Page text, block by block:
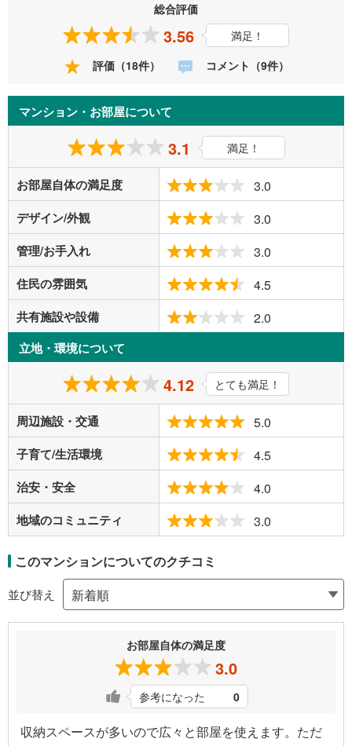
総合評価
3.56
満足！
評価（18件）
コメント（9件）
マンション・お部屋について
3.1 満足！
お部屋自体の満足度 3.0
デザイン/外観 3.0
管理/お手入れ 3.0
住民の雰囲気 4.5
共有施設や設備 2.0
立地・環境について
4.12 とても満足！
周辺施設・交通 5.0
子育て/生活環境 4.5
治安・安全 4.0
地域のコミュニティ 3.0
このマンションについてのクチコミ
並び替え
お部屋自体の満足度
3.0
参考になった 0
収納スペースが多いので広々と部屋を使えます。ただ